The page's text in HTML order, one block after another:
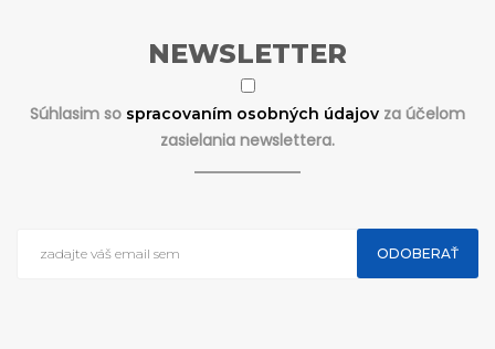
NEWSLETTER
Súhlasim so spracovaním osobných údajov za účelom
zasielania newslettera.
ODOBERAŤ